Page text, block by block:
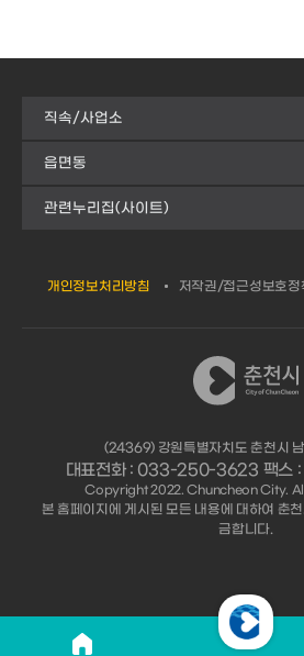
직속/사업소
읍면동
관련누리집(사이트)
개인정보처리방침 저작권/접근성보호정
(24369) 강원특별자치도 춘천시
대표전화 : 033-250-3623 팩
Copyright 2022. Chuncheon City.
본 홈페이지에 게시된 모든 내용에 대하여 춘
금합니다.